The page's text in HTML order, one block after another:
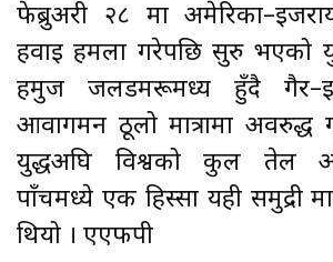
फेब्रुअरी २८ मा
हवाई हमला गरेपछि सुरु भएको
हर्मुज जलडमरूमध्य हुँदै
आवागमन ठूलो मात्रामा
युद्धअघि विश्वको कुल तेल
पाँचमध्ये एक हिस्सा यही समुद्री
थियो । एएफपी